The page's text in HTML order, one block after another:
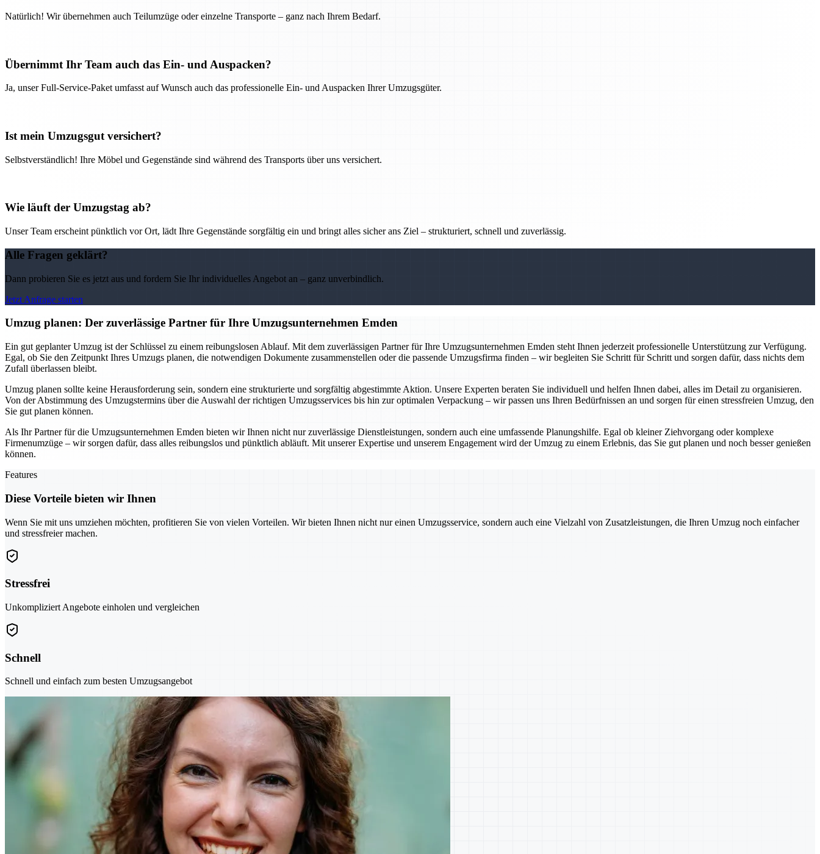
Natürlich! Wir übernehmen auch Teilumzüge oder einzelne Transporte – ganz nach Ihrem Bedarf.
Übernimmt Ihr Team auch das Ein- und Auspacken?
Ja, unser Full-Service-Paket umfasst auf Wunsch auch das professionelle Ein- und Auspacken Ihrer Umzugsgüter.
Ist mein Umzugsgut versichert?
Selbstverständlich! Ihre Möbel und Gegenstände sind während des Transports über uns versichert.
Wie läuft der Umzugstag ab?
Unser Team erscheint pünktlich vor Ort, lädt Ihre Gegenstände sorgfältig ein und bringt alles sicher ans Ziel – strukturiert, schnell und zuverlässig.
Alle Fragen geklärt?
Dann probieren Sie es jetzt aus und fordern Sie Ihr individuelles Angebot an – ganz unverbindlich.
Jetzt Anfrage starten
Umzug planen: Der zuverlässige Partner für Ihre Umzugsunternehmen Emden
Ein gut geplanter Umzug ist der Schlüssel zu einem reibungslosen Ablauf. Mit dem zuverlässigen Partner für Ihre Umzugsunternehmen Emden steht Ihnen jederzeit professionelle Unterstützung zur Verfügung.
Egal, ob Sie den Zeitpunkt Ihres Umzugs planen, die notwendigen Dokumente zusammenstellen oder die passende Umzugsfirma finden – wir begleiten Sie Schritt für Schritt und sorgen dafür, dass nichts dem
Zufall überlassen bleibt.
Umzug planen sollte keine Herausforderung sein, sondern eine strukturierte und sorgfältig abgestimmte Aktion. Unsere Experten beraten Sie individuell und helfen Ihnen dabei, alles im Detail zu organisieren.
Von der Abstimmung des Umzugstermins über die Auswahl der richtigen Umzugsservices bis hin zur optimalen Verpackung – wir passen uns Ihren Bedürfnissen an und sorgen für einen stressfreien Umzug, den
Sie gut planen können.
Als Ihr Partner für die Umzugsunternehmen Emden bieten wir Ihnen nicht nur zuverlässige Dienstleistungen, sondern auch eine umfassende Planungshilfe. Egal ob kleiner Ziehvorgang oder komplexe
Firmenumzüge – wir sorgen dafür, dass alles reibungslos und pünktlich abläuft. Mit unserer Expertise und unserem Engagement wird der Umzug zu einem Erlebnis, das Sie gut planen und noch besser genießen
können.
Features
Diese Vorteile bieten wir Ihnen
Wenn Sie mit uns umziehen möchten, profitieren Sie von vielen Vorteilen. Wir bieten Ihnen nicht nur einen Umzugsservice, sondern auch eine Vielzahl von Zusatzleistungen, die Ihren Umzug noch einfacher
und stressfreier machen.
Stressfrei
Unkompliziert Angebote einholen und vergleichen
Schnell
Schnell und einfach zum besten Umzugsangebot